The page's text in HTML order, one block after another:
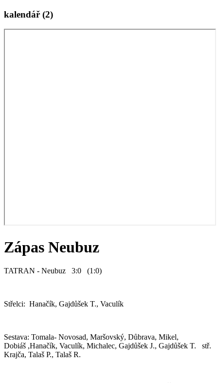
kalendář (2)
Zápas Neubuz
TATRAN - Neubuz 3:0 (1:0)
Střelci: Hanačík, Gajdůšek T., Vaculík
Sestava: Tomala- Novosad, Maršovský, Důbrava, Mikel,
Dobiáš ,Hanačík, Vaculík, Michalec, Gajdůšek J., Gajdůšek T. stř.
Krajča, Talaš P., Talaš R.